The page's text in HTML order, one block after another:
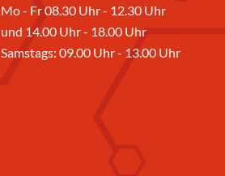
Mo - Fr 08.30 Uhr - 12.30 Uhr
und 14.00 Uhr - 18.00 Uhr
Samstags: 09.00 Uhr - 13.00 Uhr